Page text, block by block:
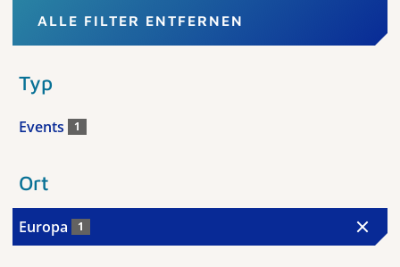
ALLE FILTER ENTFERNEN
Typ
Events 1
Ort
Europa 1